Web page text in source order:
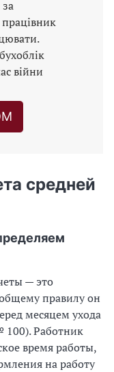
війни
средней
— это
правилу он
месяцем ухода
100). Работник
время работы,
на работу